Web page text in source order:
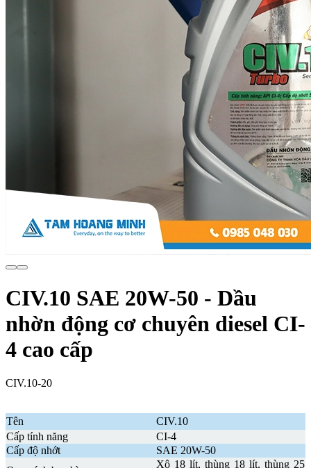
CIV.10 SAE 20W-50 - Dầu
nhờn động cơ chuyên diesel CI-
4 cao cấp
CIV.10-20
Tên
CIV.10
Cấp tính năng
CI-4
Cấp độ nhớt
SAE 20W-50
Xô 18 lít, thùng 18 lít, thùng 25